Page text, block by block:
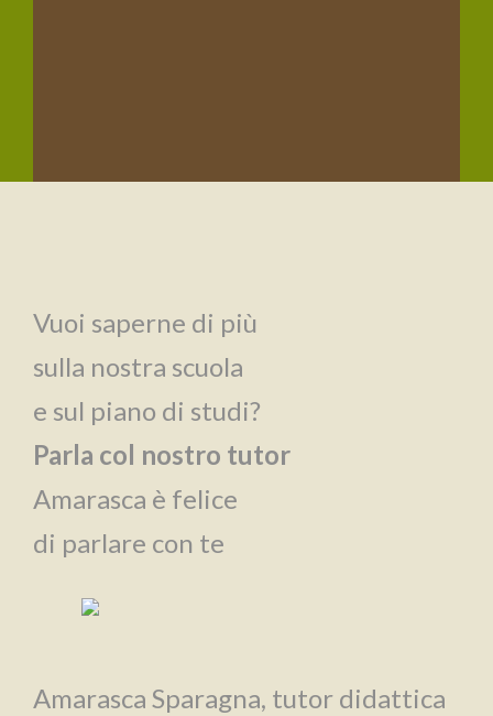
Vuoi saperne di più
sulla nostra scuola
e sul piano di studi?
Parla col nostro tutor
Amarasca è felice
di parlare con te
Amarasca Sparagna, tutor didattica